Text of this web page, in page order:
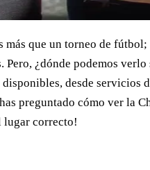
más que un torneo de
Pero, ¿dónde podemos
desde servicios
preguntado cómo ver la
lugar correcto!